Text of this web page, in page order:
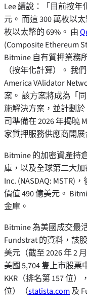
Lee 續說：「目前按年
元。 而這 300 萬枚以
枚以太幣的 69%。 由
(Composite Ethereum
Bitmine 自有質押業務
（按年化計算）。 我
America VAlidator
案。 該方案將成為「
施解決方案，並計劃
司準備在 2026 年揭曉
家質押服務供應商開展
Bitmine 的加密資產持
庫，以及全球第二大
Inc. (NASDAQ: MSTR)
價值 490 億美元。
金庫。
Bitmine 為美國成交最
Fundstrat 的資料，該
美元（截至 2026 年 2
美國 5,704 隻上市股票
KKR（排名第 157 位）
位）（statista.com及